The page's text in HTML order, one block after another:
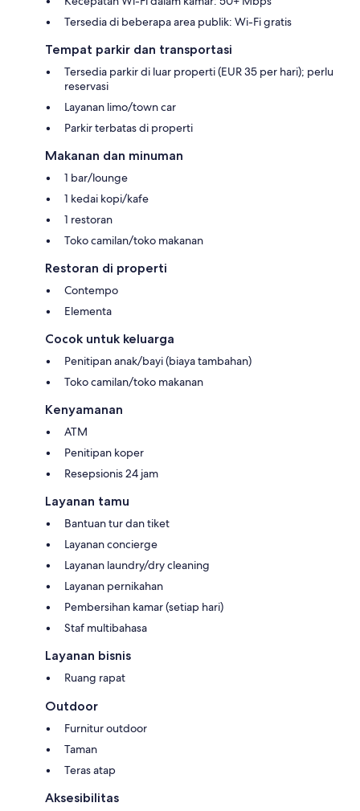
Tersedia di beberapa area publik: Wi-Fi gratis
Tempat parkir dan transportasi
Tersedia parkir di luar properti (EUR 35 per hari); perlu
reservasi
Layanan limo/town car
Parkir terbatas di properti
Makanan dan minuman
1 bar/lounge
1 kedai kopi/kafe
1 restoran
Toko camilan/toko makanan
Restoran di properti
Contempo
Elementa
Cocok untuk keluarga
Penitipan anak/bayi (biaya tambahan)
Toko camilan/toko makanan
Kenyamanan
ATM
Penitipan koper
Resepsionis 24 jam
Layanan tamu
Bantuan tur dan tiket
Layanan concierge
Layanan laundry/dry cleaning
Layanan pernikahan
Pembersihan kamar (setiap hari)
Staf multibahasa
Layanan bisnis
Ruang rapat
Outdoor
Furnitur outdoor
Taman
Teras atap
Aksesibilitas